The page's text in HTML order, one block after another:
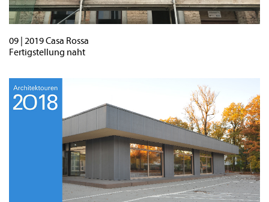
09 | 2019 Casa Rossa
Fertigstellung naht